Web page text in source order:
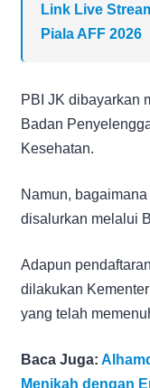
Link Live
Piala AFF 2026
PBI JK dibayarkan
Badan
Kesehatan.
Namun,
disalurkan melalui
Adapun
dilakukan
yang telah
Baca Juga:
Menikah dengan